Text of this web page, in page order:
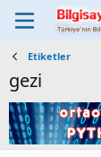
Etiketler
gezi